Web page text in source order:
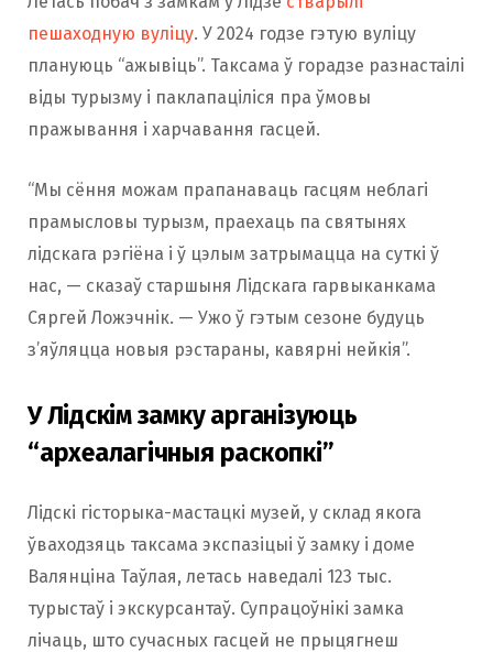
пешаходную вуліцу. У 2024 годзе гэтую вуліцу
плануюць “ажывіць”. Таксама ў горадзе разнастаілі
віды турызму і паклапаціліся пра ўмовы
пражывання і харчавання гасцей.
“Мы сёння можам прапанаваць гасцям неблагі
прамысловы турызм, праехаць па святынях
лідскага рэгіёна і ў цэлым затрымацца на суткі ў
нас, — сказаў старшыня Лідскага гарвыканкама
Сяргей Ложэчнік. — Ужо ў гэтым сезоне будуць
з’яўляцца новыя рэстараны, кавярні нейкія”.
У Лідскім замку арганізуюць
“археалагічныя раскопкі”
Лідскі гісторыка-мастацкі музей, у склад якога
ўваходзяць таксама экспазіцыі ў замку і доме
Валянціна Таўлая, летась наведалі 123 тыс.
турыстаў і экскурсантаў. Супрацоўнікі замка
лічаць, што сучасных гасцей не прыцягнеш